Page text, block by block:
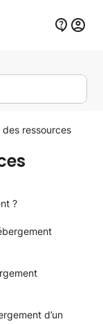
des ressources
?
d’un